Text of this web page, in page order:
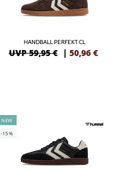
HANDBALL PERFEKT CL
UVP 59,95 € | 50,96 €
NEW
-15%